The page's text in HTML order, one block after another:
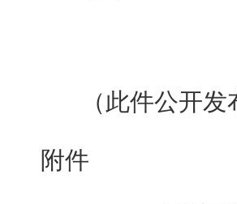
（此件公开发
附件